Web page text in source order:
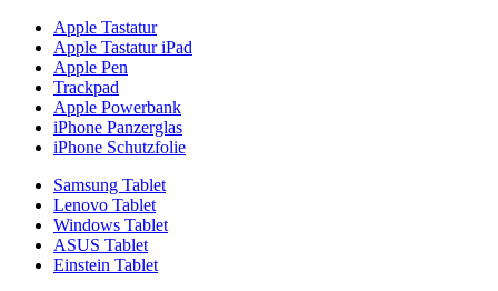
Apple Tastatur
Apple Tastatur iPad
Apple Pen
Trackpad
Apple Powerbank
iPhone Panzerglas
iPhone Schutzfolie
Samsung Tablet
Lenovo Tablet
Windows Tablet
ASUS Tablet
Einstein Tablet